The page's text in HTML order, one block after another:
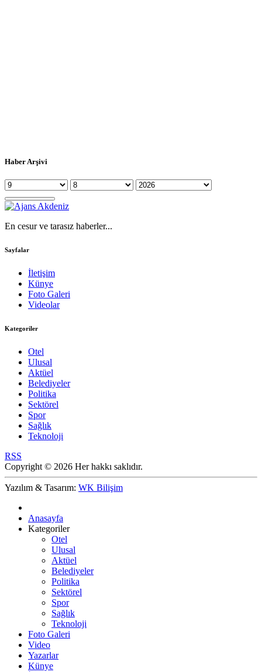
Haber Arşivi
En cesur ve tarasız haberler...
Sayfalar
İletişim
Künye
Foto Galeri
Videolar
Kategoriler
Otel
Ulusal
Aktüel
Belediyeler
Politika
Sektörel
Spor
Sağlık
Teknoloji
RSS
Copyright © 2026 Her hakkı saklıdır.
Yazılım & Tasarım: WK Bilişim
Anasayfa
Kategoriler
Otel
Ulusal
Aktüel
Belediyeler
Politika
Sektörel
Spor
Sağlık
Teknoloji
Foto Galeri
Video
Yazarlar
Künye